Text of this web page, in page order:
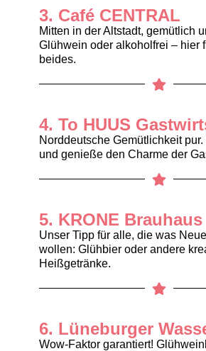
3. Café CENTRAL
Mitten in der Altstadt, gemütlich
Glühwein oder alkoholfrei – hier
beides.
4. To HUUS
Norddeutsche Gemütlichkeit
und genieße den Charme der
5. KRONE Brauhaus
Unser Tipp für alle, die was
wollen: Glühbier oder andere
Heißgetränke.
6. Lüneburger
Wow-Faktor garantiert!